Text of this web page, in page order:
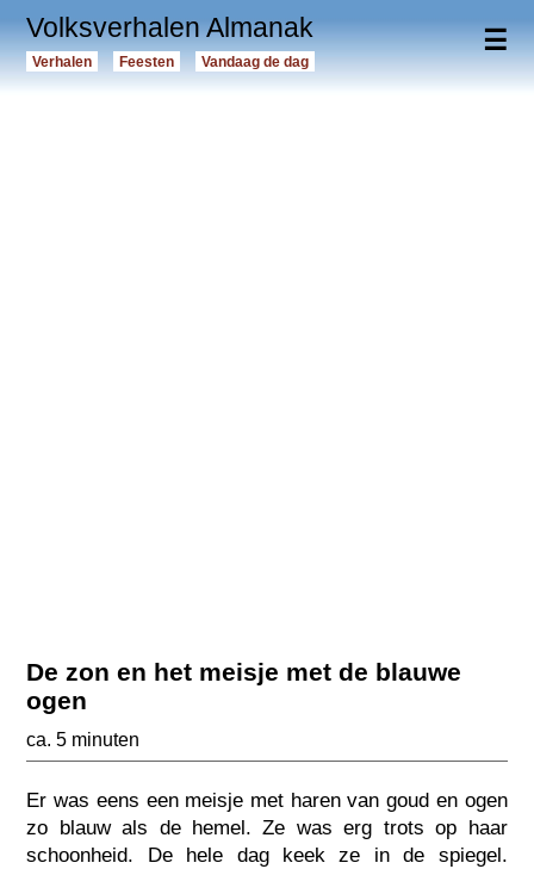
☰
Volksverhalen Almanak
Verhalen Feesten Vandaag de dag
De zon en het meisje met de blauwe
ogen
ca. 5 minuten
Er was eens een meisje met haren van goud en ogen
zo blauw als de hemel. Ze was erg trots op haar
schoonheid. De hele dag keek ze in de spiegel.